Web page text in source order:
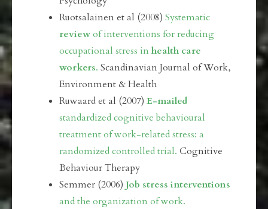
Ruotsalainen et al (2008) Systematic
reviewof interventions for reducing
occupational stress in health care
workers. Scandinavian Journal of Work,
Environment & Health
Ruwaard et al (2007) E-mailed
standardized cognitive behavioural
treatment of work-related stress: a
randomized controlled trial. Cognitive
Behaviour Therapy
Semmer (2006) Job stress interventions
and the organization of work.